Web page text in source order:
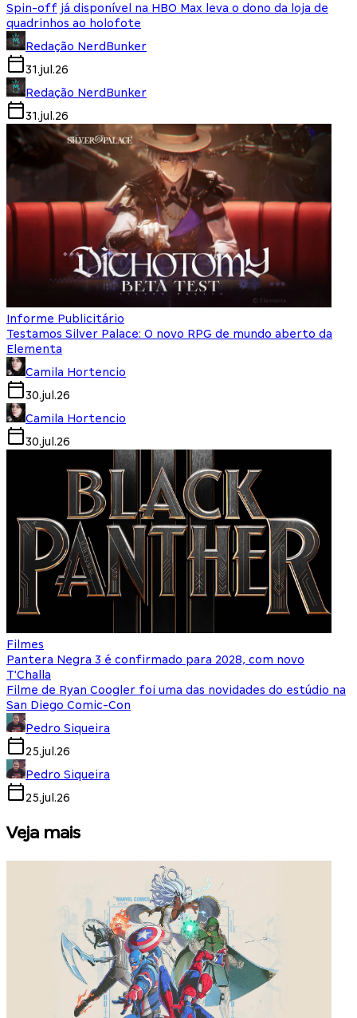
Spin-off já disponível na HBO Max leva o dono da loja de
quadrinhos ao holofote
Redação NerdBunker
31.jul.26
Redação NerdBunker
31.jul.26
Informe Publicitário
Testamos Silver Palace: O novo RPG de mundo aberto da
Elementa
Camila Hortencio
30.jul.26
Camila Hortencio
30.jul.26
Filmes
Pantera Negra 3 é confirmado para 2028, com novo
T'Challa
Filme de Ryan Coogler foi uma das novidades do estúdio na
San Diego Comic-Con
Pedro Siqueira
25.jul.26
Pedro Siqueira
25.jul.26
Veja mais